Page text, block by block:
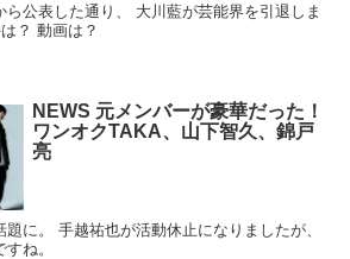
ら公表した通り、 大川藍が芸能界を引退しま
？ 動画は？
NEWS 元メンバーが豪華だった！
ワンオクTAKA、山下智久、錦戸
亮
に。 手越祐也が活動休止になりましたが、
ね。